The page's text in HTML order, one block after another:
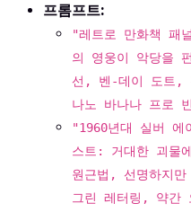
프롬프트:
"레트로 만화책 패
의 영웅이 악당을
선, 벤-데이 도트,
나노 바나나 프로
"1960년대 실버 에
스트: 거대한 괴물
원근법, 선명하지
그린 레터링, 약간